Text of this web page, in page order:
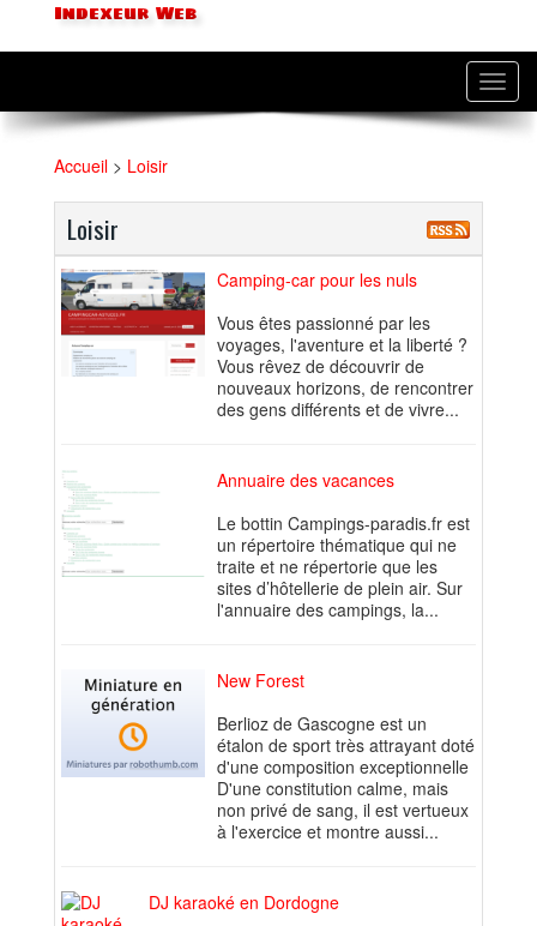
Indexeur Web
Accueil > Loisir
Loisir
Camping-car pour les nuls
Vous êtes passionné par les
voyages, l'aventure et la liberté ?
Vous rêvez de découvrir de
nouveaux horizons, de rencontrer
des gens différents et de vivre...
Annuaire des vacances
Le bottin Campings-paradis.fr est
un répertoire thématique qui ne
traite et ne répertorie que les
sites d’hôtellerie de plein air. Sur
l'annuaire des campings, la...
New Forest
Berlioz de Gascogne est un
étalon de sport très attrayant doté
d'une composition exceptionnelle
D'une constitution calme, mais
non privé de sang, il est vertueux
à l'exercice et montre aussi...
DJ karaoké en Dordogne